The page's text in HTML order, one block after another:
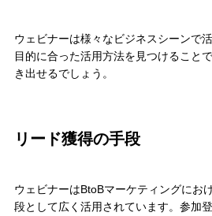
ウェビナーは様々なビジネスシーンで
目的に合った活用方法を見つけること
き出せるでしょう。
リード獲得の手段
ウェビナーはBtoBマーケティングにお
段として広く活用されています。参加